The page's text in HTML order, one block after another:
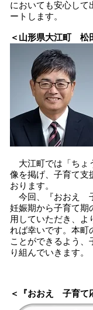
においても安心して
ートします。
＜山形県大江町 松
大江町では「ちょ
像を掲げ、子育て支
おります。
今回、『おおえ 子
妊娠期から子育て期
用していただき、よ
れば幸いです。本町
ことができるよう、
り組んでいきます。
＜『おおえ 子育て